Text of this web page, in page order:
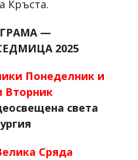
Кръста.
—
2025
Понеделник и
Вторник
света
Сряда